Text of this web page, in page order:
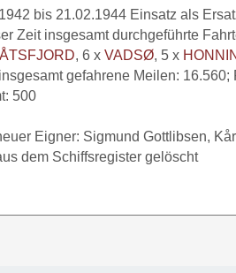
bis 21.02.1944 Einsatz als
Zeit insgesamt durchgeführte
, 6 x VADSØ, 5 x
gefahrene Meilen:
500
Eigner: Sigmund Gottlibsen,
dem Schiffsregister gelöscht